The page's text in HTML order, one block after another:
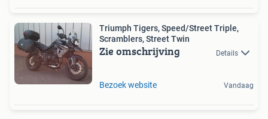
Triumph Tigers, Speed/Street Triple,
Scramblers, Street Twin
Zie omschrijving Details
Bezoek website Vandaag